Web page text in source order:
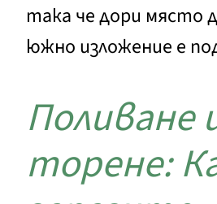
така че дори място
южно изложение е
Поливане
торене: